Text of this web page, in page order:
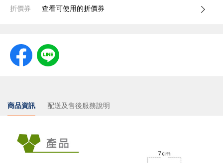
折價券 查看可使用的折價券
商品資訊 配送及售後服務說明